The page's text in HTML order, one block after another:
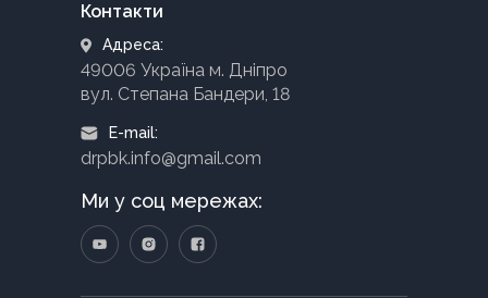
Контакти
Адреса:
49006 Україна м. Дніпро
вул. Степана Бандери, 18
E-mail:
drpbk.info@gmail.com
Ми у соц мережах: